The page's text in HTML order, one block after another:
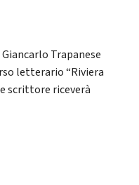
Trapanese
letterario “Riviera
scrittore riceverà